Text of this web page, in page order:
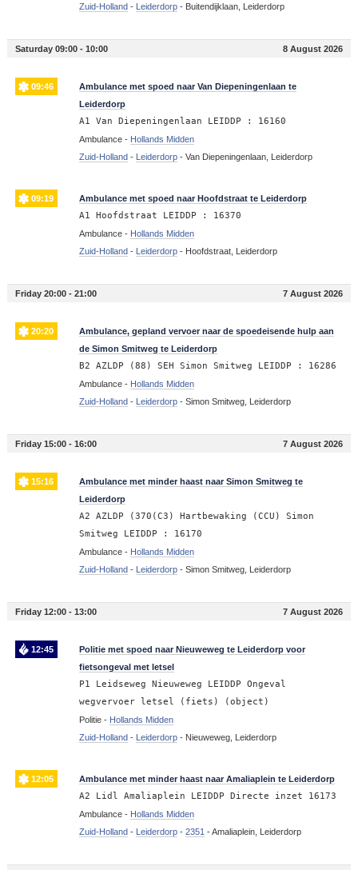
Zuid-Holland- Leiderdorp- Buitendijklaan, Leiderdorp
Saturday 09:00 - 10:00 8 August 2026
09:46
Ambulance met spoed naar Van Diepeningenlaan te
Leiderdorp
A1 Van Diepeningenlaan LEIDDP : 16160
Ambulance - Hollands Midden
Zuid-Holland- Leiderdorp- Van Diepeningenlaan, Leiderdorp
09:19 Ambulance met spoed naar Hoofdstraat te Leiderdorp
A1 Hoofdstraat LEIDDP : 16370
Ambulance - Hollands Midden
Zuid-Holland- Leiderdorp- Hoofdstraat, Leiderdorp
Friday 20:00 - 21:00 7 August 2026
20:20
Ambulance, gepland vervoer naar de spoedeisende hulp aan
de Simon Smitweg te Leiderdorp
B2 AZLDP (88) SEH Simon Smitweg LEIDDP : 16286
Ambulance - Hollands Midden
Zuid-Holland- Leiderdorp- Simon Smitweg, Leiderdorp
Friday 15:00 - 16:00 7 August 2026
15:16
Ambulance met minder haast naar Simon Smitweg te
Leiderdorp
A2 AZLDP (370(C3) Hartbewaking (CCU) Simon
Smitweg LEIDDP : 16170
Ambulance - Hollands Midden
Zuid-Holland- Leiderdorp- Simon Smitweg, Leiderdorp
Friday 12:00 - 13:00 7 August 2026
12:45
Politie met spoed naar Nieuweweg te Leiderdorp voor
fietsongeval met letsel
P1 Leidseweg Nieuweweg LEIDDP Ongeval
wegvervoer letsel (fiets) (object)
Politie - Hollands Midden
Zuid-Holland- Leiderdorp- Nieuweweg, Leiderdorp
12:05 Ambulance met minder haast naar Amaliaplein te Leiderdorp
A2 Lidl Amaliaplein LEIDDP Directe inzet 16173
Ambulance - Hollands Midden
Zuid-Holland- Leiderdorp- 2351 -Amaliaplein, Leiderdorp